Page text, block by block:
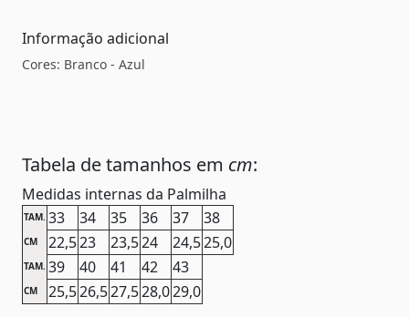
Informação adicional
Cores: Branco - Azul
Tabela de tamanhos em cm:
Medidas internas da Palmilha
TAM. 33 34 35 36 37 38
CM 22,523 23,524 24,525,0
TAM. 39 40 41 42 43
CM 25,526,527,528,029,0